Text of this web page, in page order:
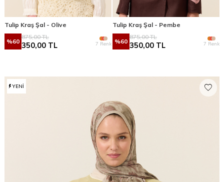
Tulip Kraş Şal - Olive
%60
875,00TL
350,00 TL 7 Renk
Tulip Kraş Şal - Pembe
%60
875,00TL
350,00 TL 7 Renk
YENI